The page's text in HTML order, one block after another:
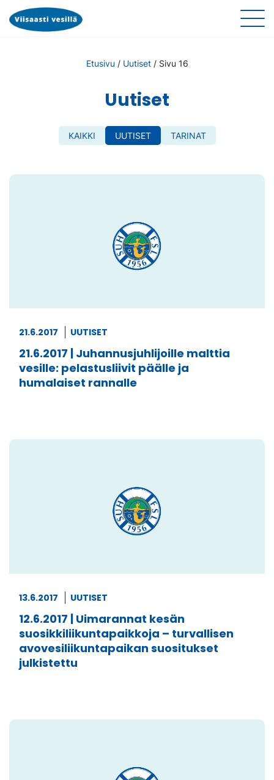
Etusivu / Uutiset/ Sivu 16
Uutiset
KAIKKI UUTISET TARINAT
21.6.2017 UUTISET
21.6.2017 | Juhannusjuhlijoille malttia
vesille: pelastusliivit päälle ja
humalaiset rannalle
13.6.2017 UUTISET
12.6.2017 | Uimarannat kesän
suosikkiliikuntapaikkoja – turvallisen
avovesiliikuntapaikan suositukset
julkistettu